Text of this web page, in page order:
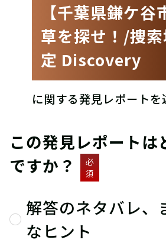
【千葉県鎌ケ谷
草を探せ！/捜
定 Discovery
に関する発見レポートを
この発見レポートは
ですか？
必
須
解答のネタバレ、
なヒント